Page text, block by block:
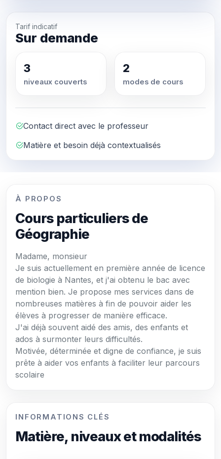
Tarif indicatif
Sur demande
3
niveaux couverts
2
modes de cours
Contact direct avec le professeur
Matière et besoin déjà contextualisés
À PROPOS
Cours particuliers de
Géographie
Madame, monsieur
Je suis actuellement en première année de licence
de biologie à Nantes, et j'ai obtenu le bac avec
mention bien. Je propose mes services dans de
nombreuses matières à fin de pouvoir aider les
élèves à progresser de manière efficace.
J'ai déjà souvent aidé des amis, des enfants et
ados à surmonter leurs difficultés.
Motivée, déterminée et digne de confiance, je suis
prête à aider vos enfants à faciliter leur parcours
scolaire
INFORMATIONS CLÉS
Matière, niveaux et modalités